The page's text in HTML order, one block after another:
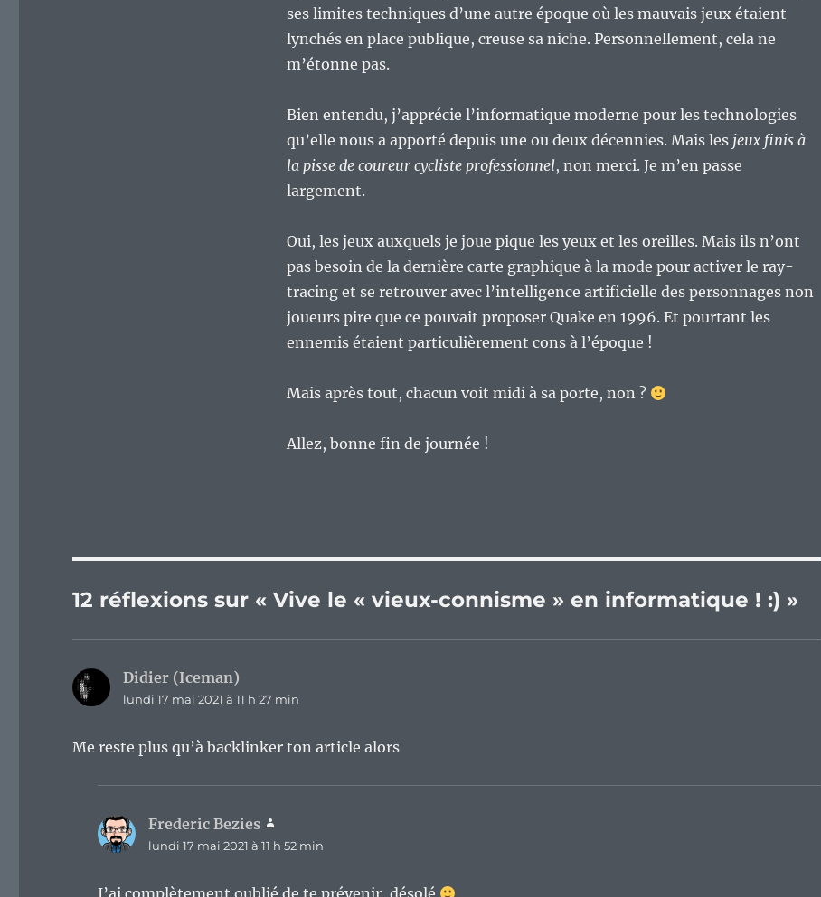
ses limites techniques d’une autre époque où les mauvais jeux étaient
lynchés en place publique, creuse sa niche. Personnellement, cela ne
m’étonne pas.
Bien entendu, j’apprécie l’informatique moderne pour les technologies
qu’elle nous a apporté depuis une ou deux décennies. Mais les jeux finis à
la pisse de coureur cycliste professionnel, non merci. Je m’en passe
largement.
Oui, les jeux auxquels je joue pique les yeux et les oreilles. Mais ils n’ont
pas besoin de la dernière carte graphique à la mode pour activer le ray-
tracing et se retrouver avec l’intelligence artificielle des personnages non
joueurs pire que ce pouvait proposer Quake en 1996. Et pourtant les
ennemis étaient particulièrement cons à l’époque !
Mais après tout, chacun voit midi à sa porte, non ?
Allez, bonne fin de journée !
12 réflexions sur « Vive le « vieux-connisme » en informatique ! :) »
Didier (Iceman)
lundi 17 mai 2021 à 11 h 27 min
Me reste plus qu’à backlinker ton article alors
Frederic Bezies
lundi 17 mai 2021 à 11 h 52 min